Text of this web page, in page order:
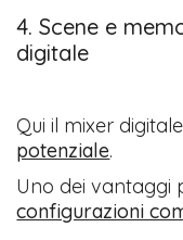
4. Scene e
digitale
Qui il mixer
potenziale.
Uno dei vantaggi
configurazioni